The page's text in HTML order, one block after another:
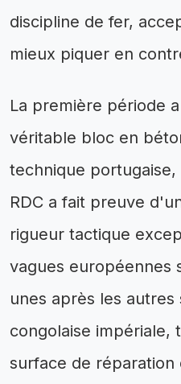
discipline de fer,
mieux piquer en
La première période
véritable bloc en
technique
RDC a fait preuve
rigueur tactique
vagues européennes
unes après les
congolaise impériale,
surface de réparation